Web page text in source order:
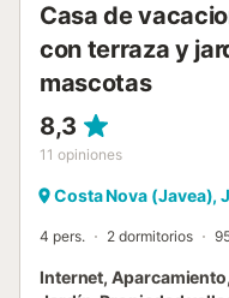
Casa de
con terraza y
mascotas
8,3
11 opiniones
Costa Nova (Javea),
4 pers. 2 dormitorios
Internet,